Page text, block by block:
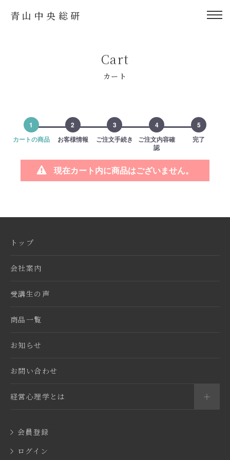
青山中央総研
カート
Cart
1
カートの商品
2
お客様情報
3
ご注文手続き
4
ご注文内容確
認
5
完了
現在カート内に商品はございません。
トップ
会社案内
受講生の声
商品一覧
お知らせ
お問い合わせ
経営心理学とは
催眠療法
計数の法則
会員登録
ログイン